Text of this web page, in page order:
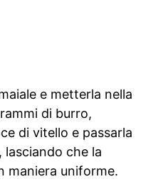
e metterla nella
di burro,
di vitello e passarla
che la
maniera uniforme.